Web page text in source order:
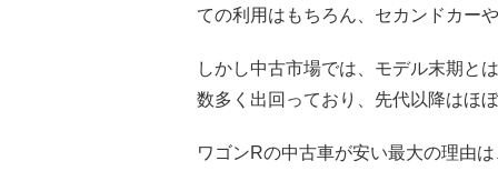
ての利用はもちろん、セカンドカー
しかし中古市場では、モデル末期と
数多く出回っており、先代以降はほ
ワゴンRの中古車が安い最大の理由